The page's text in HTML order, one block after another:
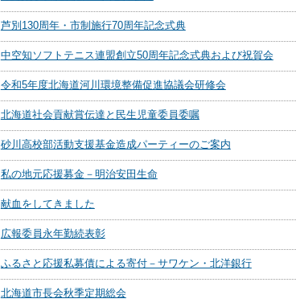
芦別130周年・市制施行70周年記念式典
中空知ソフトテニス連盟創立50周年記念式典および祝賀会
令和5年度北海道河川環境整備促進協議会研修会
北海道社会貢献賞伝達と民生児童委員委嘱
砂川高校部活動支援基金造成パーティーのご案内
私の地元応援募金－明治安田生命
献血をしてきました
広報委員永年勤続表彰
ふるさと応援私募債による寄付－サワケン・北洋銀行
北海道市長会秋季定期総会